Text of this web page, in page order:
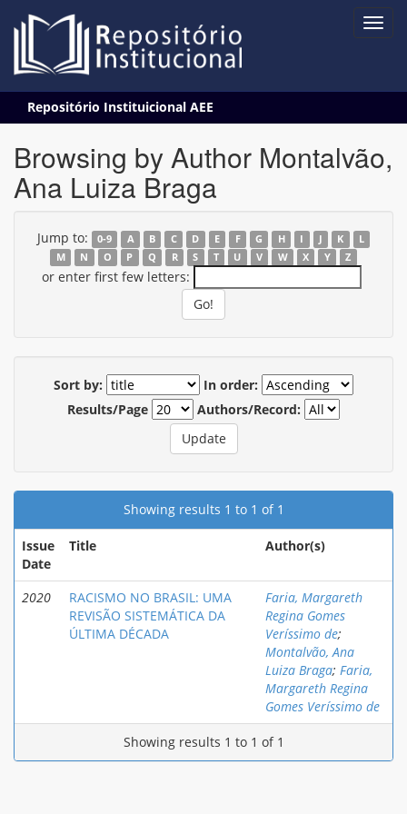
navigation
Repositório Instituicional AEE
Browsing by Author Montalvão,
Ana Luiza Braga
Jump to: 0-9 A B C D E F G H I J K
L
M
N O P Q R S T U V W X Y Z
or enter first few letters:
Sort by:
In order:
Results/Page
Authors/Record:
Showing results 1 to 1 of 1
Issue
Date
Title Author(s)
2020
RACISMO NO BRASIL: UMA
REVISÃO SISTEMÁTICA DA
ÚLTIMA DÉCADA
Faria, Margareth
Regina Gomes
Veríssimo de;
Montalvão, Ana
Luiza Braga; Faria,
Margareth Regina
Gomes Veríssimo de
Showing results 1 to 1 of 1